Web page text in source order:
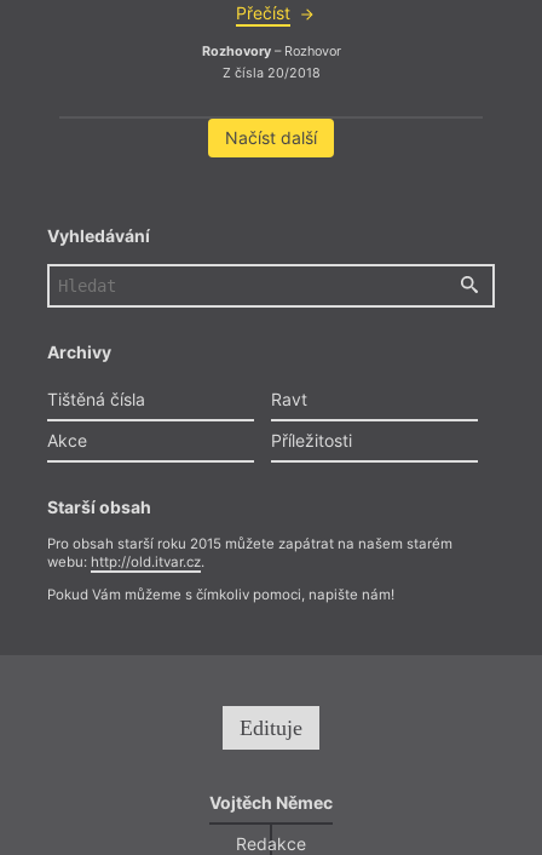
Přečíst
Rozhovory– Rozhovor
Z čísla 20/2018
Načíst další
Vyhledávání
Archivy
Tištěná čísla
Ravt
Akce
Příležitosti
Starší obsah
Pro obsah starší roku 2015 můžete zapátrat na našem starém
webu: http://old.itvar.cz.
Pokud Vám můžeme s čímkoliv pomoci, napište nám!
Edituje
Vojtěch Němec
Redakce